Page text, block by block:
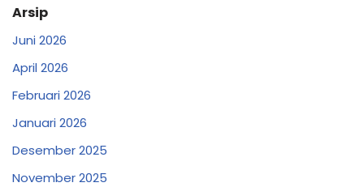
Arsip
Juni 2026
April 2026
Februari 2026
Januari 2026
Desember 2025
November 2025